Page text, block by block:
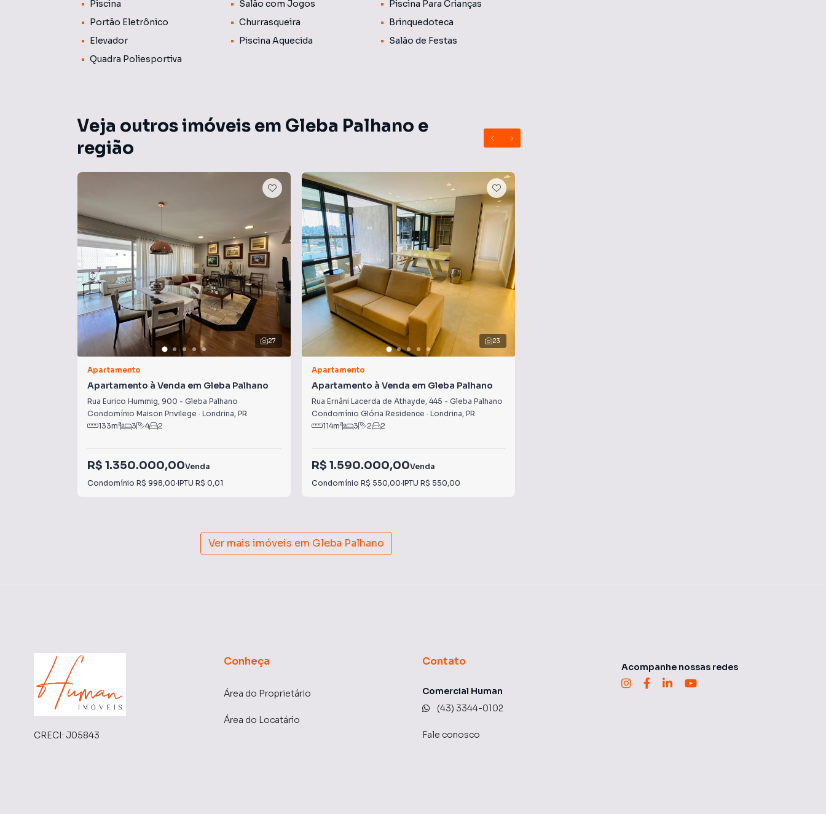
Piscina
Salão com Jogos
Piscina Para Crianças
Portão Eletrônico
Churrasqueira
Brinquedoteca
Elevador
Piscina Aquecida
Salão de Festas
Quadra Poliesportiva
Veja outros imóveis em Gleba Palhano e
região
27
Apartamento
Apartamento à Venda em Gleba Palhano
Rua Eurico Hummig, 900 - Gleba Palhano
Condomínio Maison Privilege · Londrina, PR
133m² 3 4 2
R$ 1.350.000,00Venda
Condomínio R$ 998,00·IPTU R$ 0,01
23
Apartamento
Apartamento à Venda em Gleba Palhano
Rua Ernâni Lacerda de Athayde, 445 - Gleba Palhano
Condomínio Glória Residence · Londrina, PR
114m² 3 2 2
R$ 1.590.000,00Venda
Condomínio R$ 550,00·IPTU R$ 550,00
Ver mais imóveis em Gleba Palhano
CRECI: J05843
Conheça
Área do Proprietário
Área do Locatário
Contato
Comercial Human
(43) 3344-0102
Fale conosco
Acompanhe nossas redes